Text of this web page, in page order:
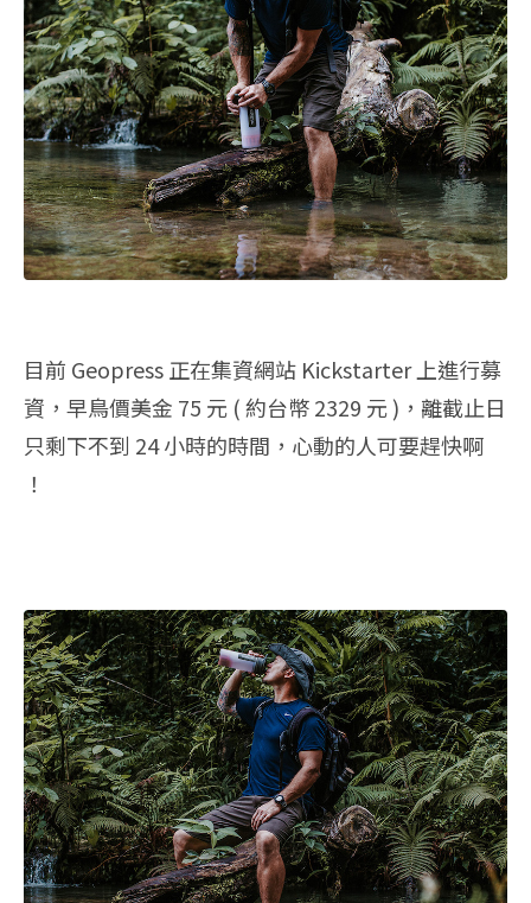
目前 Geopress 正在集資網站 Kickstarter 上進行募
資，早鳥價美金 75 元 ( 約台幣 2329 元 )，離截止日
只剩下不到 24 小時的時間，心動的人可要趕快啊
！